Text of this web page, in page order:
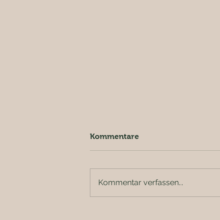
Bauernhofkurs
Kommentare
Kommentar verfassen...